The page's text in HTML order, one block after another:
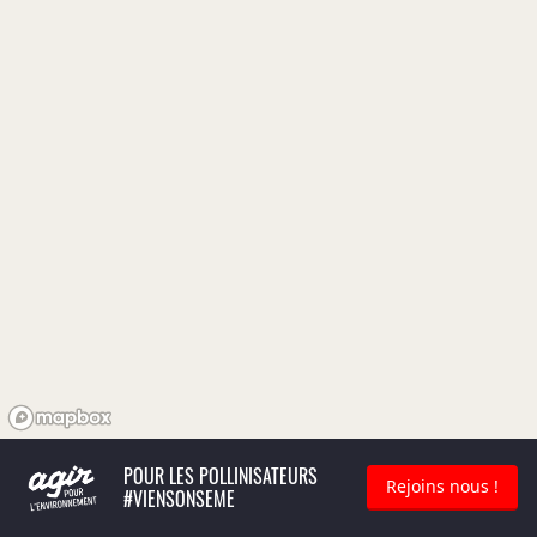
POUR LES POLLINISATEURS
#VIENSONSEME Rejoins nous !